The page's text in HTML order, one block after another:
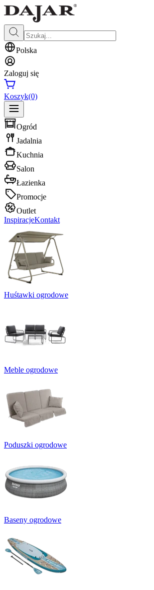
Polska
Zaloguj się
Koszyk(0)
Ogród
Jadalnia
Kuchnia
Salon
Łazienka
Promocje
Outlet
InspiracjeKontakt
Huśtawki ogrodowe
Meble ogrodowe
Poduszki ogrodowe
Baseny ogrodowe